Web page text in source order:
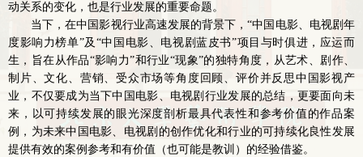
动关系的变化，也是行业发展的重要命题。
当下，在中国影视行业高速发展的背景下，“中国电影、电视剧年
度影响力榜单”及“中国电影、电视剧蓝皮书”项目与时俱进，应运而
生，旨在从作品“影响力”和行业“现象”的独特角度，从艺术、剧作、
制片、文化、营销、受众市场等角度回顾、评价并反思中国影视产
业，不仅要成为当下中国电影、电视剧行业发展的总结，更要面向未
来，以可持续发展的眼光深度剖析最具代表性和参考价值的作品案
例，为未来中国电影、电视剧的创作优化和行业的可持续化良性发展
提供有效的案例参考和有价值（也可能是教训）的经验借鉴。